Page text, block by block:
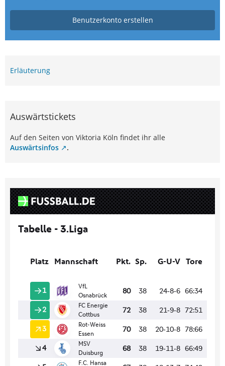
Benutzerkonto erstellen
Erläuterung
Auswärtstickets
Auf den Seiten von Viktoria Köln findet ihr alle
Auswärtsinfos
.